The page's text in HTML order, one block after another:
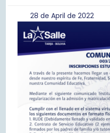
28 de April de 202228
de
de
2022